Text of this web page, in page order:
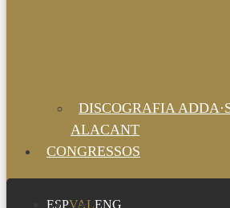
DISCOGRAFIA
ALACANT
CONGRESSOS
ESPVALENG